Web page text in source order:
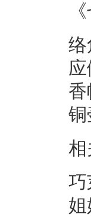
络
铜
相
巧